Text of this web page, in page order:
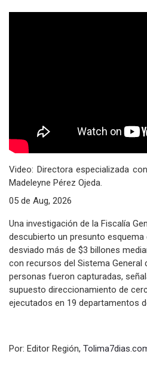
Video: Directora especializada
Madeleyne Pérez Ojeda.
05 de Aug, 2026
Una investigación de la Fiscalía
descubierto un presunto
desviado más de $3 billones
con recursos del Sistema General
personas fueron capturadas,
supuesto direccionamiento de
ejecutados en 19 departamentos
Por: Editor Región,